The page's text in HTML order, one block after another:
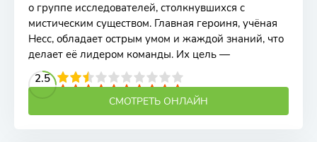
о группе исследователей, столкнувшихся с
мистическим существом. Главная героиня, учёная
Несс, обладает острым умом и жаждой знаний, что
делает её лидером команды. Их цель —
2.5
4 5 6 7 8 9 10
СМОТРЕТЬ ОНЛАЙН